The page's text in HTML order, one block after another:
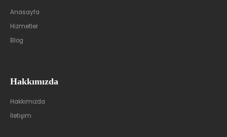
Anasayfa
Hizmetler
Blog
Hakkımızda
Hakkımızda
İletişim